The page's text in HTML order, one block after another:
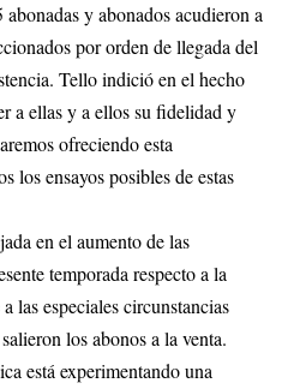
y abonados acudieron a
por orden de llegada del
Tello indició en el hecho
a ellas y a ellos su fidelidad y
ofreciendo esta
los ensayos posibles de estas
en el aumento de las
temporada respecto a la
las especiales circunstancias
los abonos a la venta.
está experimentando una